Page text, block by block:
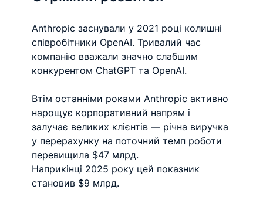
Anthropic заснували у 2021 році колишні
співробітники OpenAI. Тривалий час
компанію вважали значно слабшим
конкурентом ChatGPT та OpenAI.
Втім останніми роками Anthropic активно
нарощує корпоративний напрям і
залучає великих клієнтів — річна виручка
у перерахунку на поточний темп роботи
перевищила $47 млрд.
Наприкінці 2025 року цей показник
становив $9 млрд.